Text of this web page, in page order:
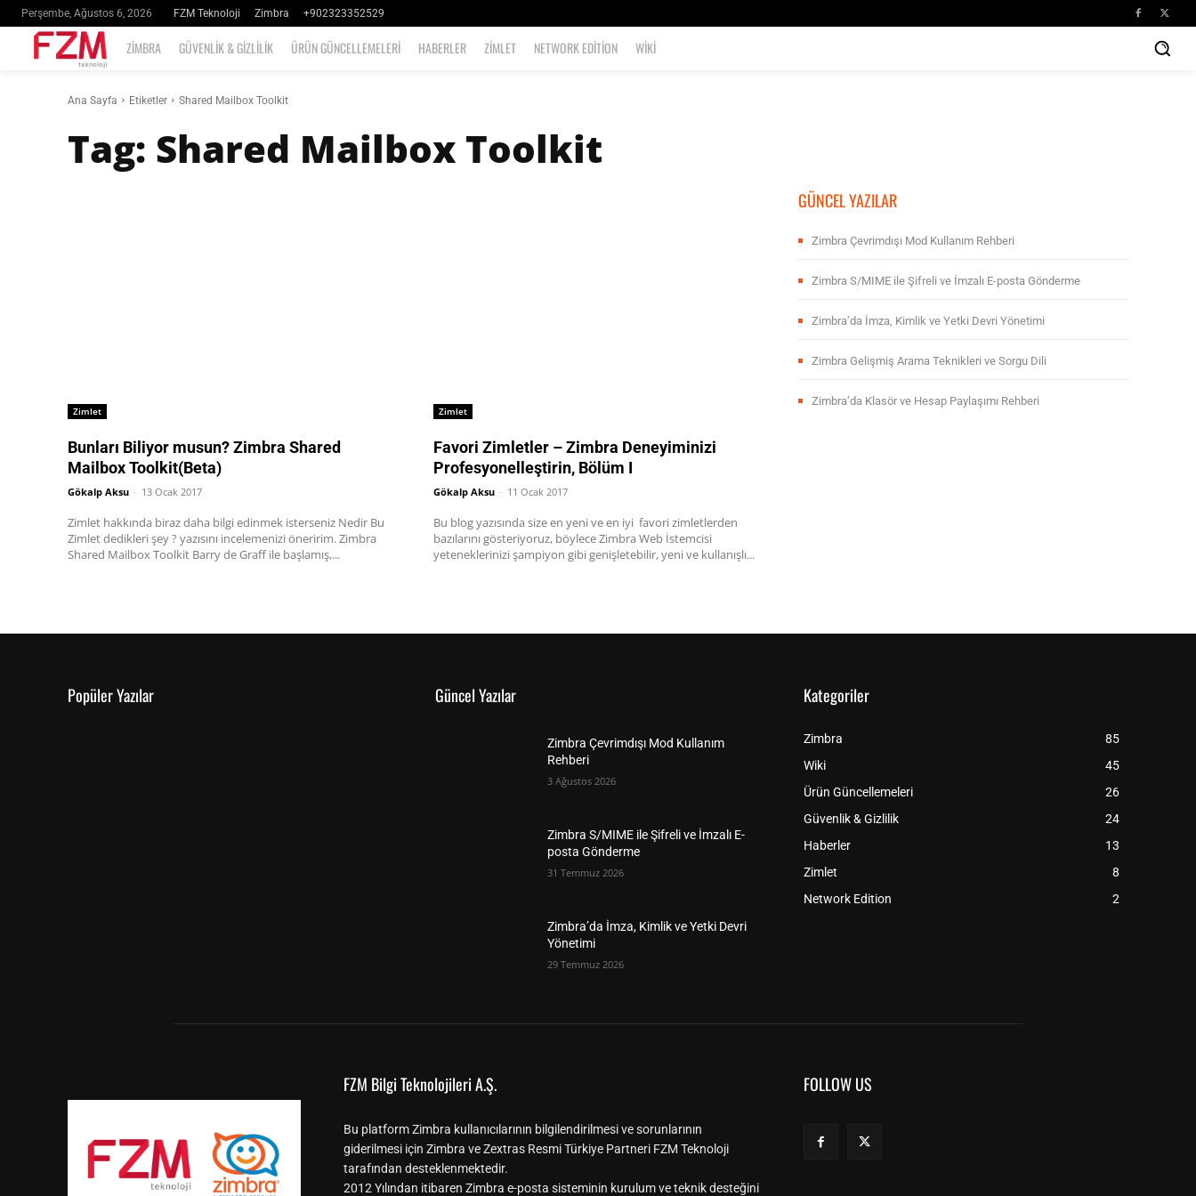
Perşembe, Ağustos 6, 2026 FZM Teknoloji Zimbra +902323352529
ZIMBRA GÜVENLIK & GIZLILIK ÜRÜN GÜNCELLEMELERI HABERLER ZIMLET NETWORK EDITION WIKI
Ana Sayfa Etiketler Shared Mailbox Toolkit
Tag: Shared Mailbox Toolkit
Zimlet
Bunları Biliyor musun? Zimbra Shared
Mailbox Toolkit(Beta)
Gökalp Aksu - 13 Ocak 2017
Zimlet hakkında biraz daha bilgi edinmek isterseniz Nedir Bu
Zimlet dedikleri şey ? yazısını incelemenizi öneririm. Zimbra
Shared Mailbox Toolkit Barry de Graff ile başlamış,...
Zimlet
Favori Zimletler – Zimbra Deneyiminizi
Profesyonelleştirin, Bölüm I
Gökalp Aksu - 11 Ocak 2017
Bu blog yazısında size en yeni ve en iyi favori zimletlerden
bazılarını gösteriyoruz, böylece Zimbra Web İstemcisi
yeteneklerinizi şampiyon gibi genişletebilir, yeni ve kullanışlı...
GÜNCEL YAZILAR
Zimbra Çevrimdışı Mod Kullanım Rehberi
Zimbra S/MIME ile Şifreli ve İmzalı E-posta Gönderme
Zimbra’da İmza, Kimlik ve Yetki Devri Yönetimi
Zimbra Gelişmiş Arama Teknikleri ve Sorgu Dili
Zimbra’da Klasör ve Hesap Paylaşımı Rehberi
Popüler Yazılar Güncel Yazılar
Zimbra Çevrimdışı Mod Kullanım
Rehberi
3 Ağustos 2026
Zimbra S/MIME ile Şifreli ve İmzalı E-
posta Gönderme
31 Temmuz 2026
Zimbra’da İmza, Kimlik ve Yetki Devri
Yönetimi
29 Temmuz 2026
Kategoriler
Zimbra
85
Wiki
45
Ürün Güncellemeleri
26
Güvenlik & Gizlilik
24
Haberler
13
Zimlet
8
Network Edition
2
FZM Bilgi Teknolojileri A.Ş.
Bu platform Zimbra kullanıcılarının bilgilendirilmesi ve sorunlarının
giderilmesi için Zimbra ve Zextras Resmi Türkiye Partneri FZM Teknoloji
tarafından desteklenmektedir.
2012 Yılından itibaren Zimbra e-posta sisteminin kurulum ve teknik desteğini
FOLLOW US